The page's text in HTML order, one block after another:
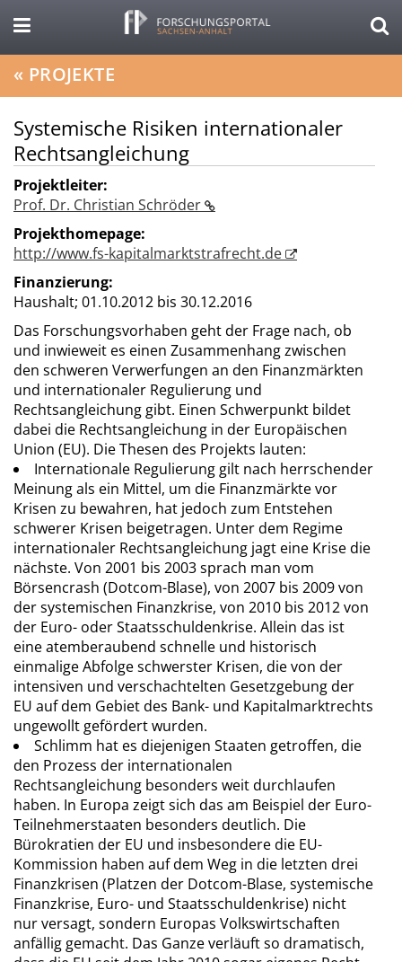
« PROJEKTE
Systemische Risiken internationaler
Rechtsangleichung
Projektleiter:
Prof. Dr. Christian Schröder
Projekthomepage:
http://www.fs-kapitalmarktstrafrecht.de
Finanzierung:
Haushalt; 01.10.2012 bis 30.12.2016
Das Forschungsvorhaben geht der Frage nach, ob
und inwieweit es einen Zusammenhang zwischen
den schweren Verwerfungen an den Finanzmärkten
und internationaler Regulierung und
Rechtsangleichung gibt. Einen Schwerpunkt bildet
dabei die Rechtsangleichung in der Europäischen
Union (EU). Die Thesen des Projekts lauten:
Internationale Regulierung gilt nach herrschender
Meinung als ein Mittel, um die Finanzmärkte vor
Krisen zu bewahren, hat jedoch zum Entstehen
schwerer Krisen beigetragen. Unter dem Regime
internationaler Rechtsangleichung jagt eine Krise die
nächste. Von 2001 bis 2003 sprach man vom
Börsencrash (Dotcom-Blase), von 2007 bis 2009 von
der systemischen Finanzkrise, von 2010 bis 2012 von
der Euro- oder Staatsschuldenkrise. Allein das ist
eine atemberaubend schnelle und historisch
einmalige Abfolge schwerster Krisen, die von der
intensiven und verschachtelten Gesetzgebung der
EU auf dem Gebiet des Bank- und Kapitalmarktrechts
ungewollt gefördert wurden.
Schlimm hat es diejenigen Staaten getroffen, die
den Prozess der internationalen
Rechtsangleichung besonders weit durchlaufen
haben. In Europa zeigt sich das am Beispiel der Euro-
Teilnehmerstaaten besonders deutlich. Die
Bürokratien der EU und insbesondere die EU-
Kommission haben auf dem Weg in die letzten drei
Finanzkrisen (Platzen der Dotcom-Blase, systemische
Finanzkrise, Euro- und Staatsschuldenkrise) nicht
nur versagt, sondern Europas Volkswirtschaften
anfällig gemacht. Das Ganze verläuft so dramatisch,